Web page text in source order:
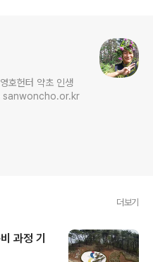
호헌터 약초 인생
더보기
과정 기